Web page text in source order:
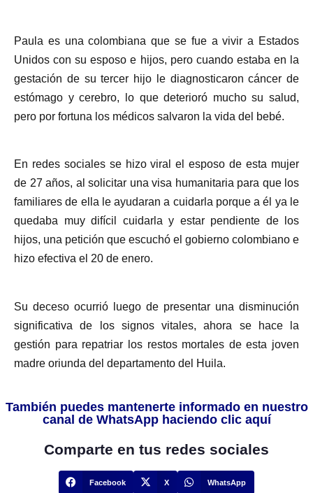
Paula es una colombiana que se fue a vivir a Estados
Unidos con su esposo e hijos, pero cuando estaba en la
gestación de su tercer hijo le diagnosticaron cáncer de
estómago y cerebro, lo que deterioró mucho su salud,
pero por fortuna los médicos salvaron la vida del bebé.
En redes sociales se hizo viral el esposo de esta mujer
de 27 años, al solicitar una visa humanitaria para que los
familiares de ella le ayudaran a cuidarla porque a él ya le
quedaba muy difícil cuidarla y estar pendiente de los
hijos, una petición que escuchó el gobierno colombiano e
hizo efectiva el 20 de enero.
Su deceso ocurrió luego de presentar una disminución
significativa de los signos vitales, ahora se hace la
gestión para repatriar los restos mortales de esta joven
madre oriunda del departamento del Huila.
También puedes mantenerte informado en nuestro
canal de WhatsApp haciendo clic aquí
Comparte en tus redes sociales
Facebook X WhatsApp